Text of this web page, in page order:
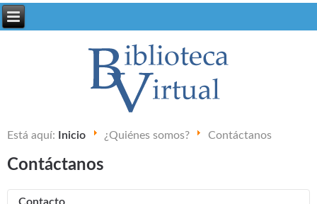
Está aquí: Inicio ¿Quiénes somos? Contáctanos
Contáctanos